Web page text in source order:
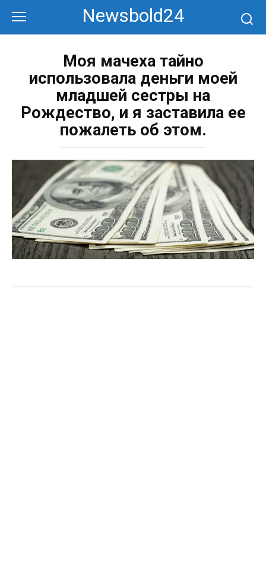
контенту
Newsbold24
Моя мачеха тайно
использовала деньги моей
младшей сестры на
Рождество, и я заставила ее
пожалеть об этом.